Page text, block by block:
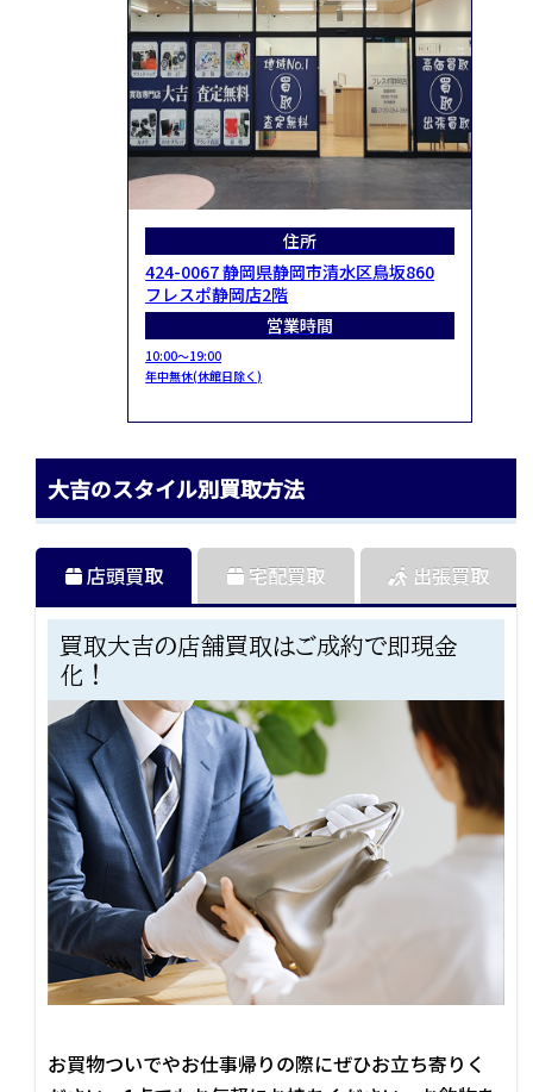
住所
424-0067 静岡県静岡市清水区鳥坂860
フレスポ静岡店2階
営業時間
10:00～19:00
年中無休(休館日除く)
大吉のスタイル別買取方法
店頭買取
買取大吉の店舗買取はご成約で即現金
化！
お買物ついでやお仕事帰りの際にぜひお立ち寄りく
宅配買取 出張買取